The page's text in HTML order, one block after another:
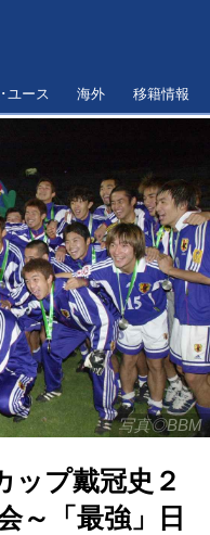
ユース 海外 移籍情報
写真◎BBM
ップ戴冠史２
～「最強」日